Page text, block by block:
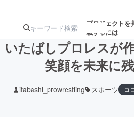
プロジェクトを
載するには
ジェクト
ターン
ジェクト
募
ロジ
いたばしプロレスが
笑顔を未来に
itabashi_prowrestling スポーツ コ